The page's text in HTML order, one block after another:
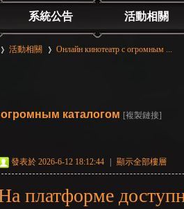
系統公告 活動相關
活動相關 Онлайн кинотеатр с огромным ...
каталогом [複製鏈接]
發表於 2026-6-12 18:12:44 顯示全部樓層
платформе